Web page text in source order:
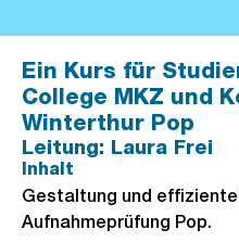
Ein Kurs für
College MKZ und
Winterthur Pop
Leitung: Laura Frei
Inhalt
Gestaltung und
Aufnahmeprüfung Pop.